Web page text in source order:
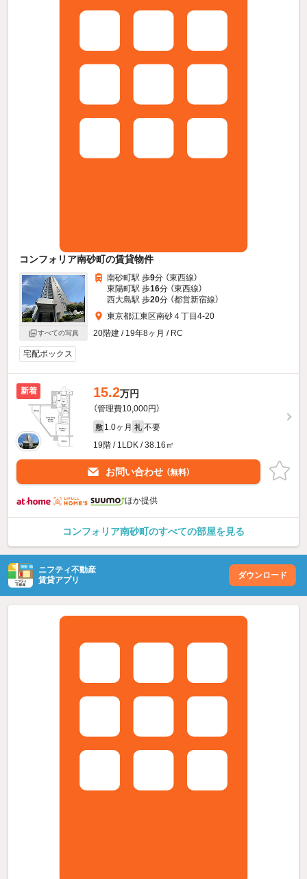
コンフォリア南砂町の賃貸物件
すべての写真
南砂町駅 歩9分 （東西線）
東陽町駅 歩16分 （東西線）
西大島駅 歩20分 （都営新宿線）
東京都江東区南砂４丁目4-20
20階建 / 19年8ヶ月 / RC
宅配ボックス
新着 15.2万円
（管理費10,000円）
敷 1.0ヶ月 礼 不要
19階 / 1LDK / 38.16㎡
お問い合わせ （無料）
ほか提供
コンフォリア南砂町のすべての部屋を見る
ニフティ不動産
賃貸アプリ
ダウンロード